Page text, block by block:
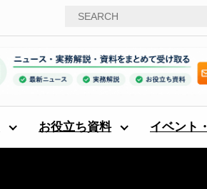
お役立ち資料 イベント